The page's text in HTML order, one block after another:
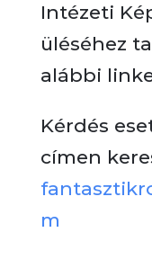
Intézeti
üléséhez
alábbi
Kérdés
címen
m